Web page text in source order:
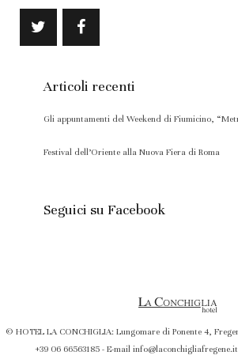
Articoli recenti
Gli appuntamenti del Weekend di Fiumicino,
Festival dell’Oriente alla Nuova Fiera di Roma
Seguici su Facebook
© HOTEL LA CONCHIGLIA: Lungomare di Ponente 4,
+39 06 66563185 - E-mail